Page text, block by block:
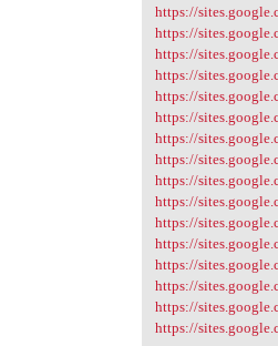
https://
https://
https://
https://
https://
https://
https://
https://
https://
https://
https://
https://
https://
https://
https://
https://